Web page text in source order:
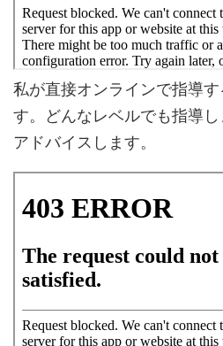
私が直接オンラインで指導
す。どんなレベルでも指導
アドバイスします。